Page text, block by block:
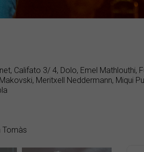
Califato 3/ 4, Dolo, Emel Mathlouthi,
Meritxell Neddermann, Miqui
Tomàs